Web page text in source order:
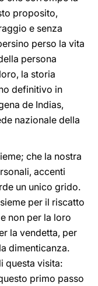
proposito,
e senza
perso la vita
persona
la storia
definitivo in
de Indias,
nazionale della
che la nostra
accenti
un unico grido.
per il riscatto
non per la loro
la vendetta, per
dimenticanza.
questa visita:
primo passo